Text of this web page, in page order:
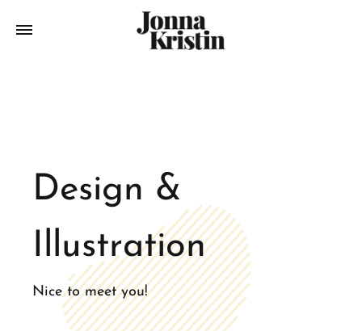
Design &
Illustration
Nice to meet you!